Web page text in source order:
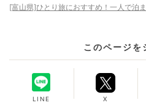
[富山県]ひとり旅におすすめ！一人で泊
このページを
LINE X